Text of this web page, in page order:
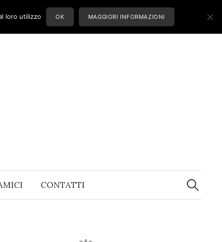
CONTATTI
Ricerca
per:
loro utilizzo OK MAGGIORI INFORMAZIONI